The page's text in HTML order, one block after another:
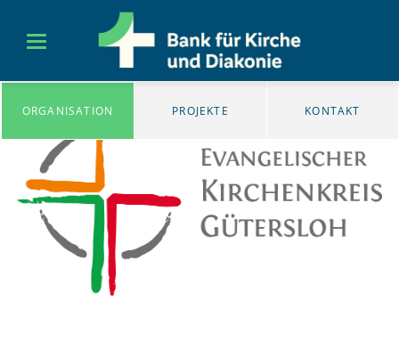
ORGANISATION PROJEKTE KONTAKT